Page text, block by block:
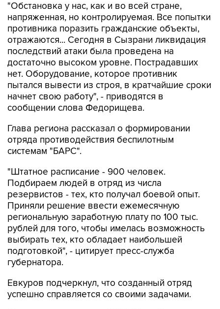
"Обстановка у нас, как и во всей стране,
напряженная, но контролируемая. Все попытки
противника поразить гражданские объекты,
отражаются... Сегодня в Сызрани ликвидация
последствий атаки была проведена на
достаточно высоком уровне. Пострадавших
нет. Оборудование, которое противник
пытался вывести из строя, в кратчайшие сроки
начнет свою работу", - приводятся в
сообщении слова Федорищева.
Глава региона рассказал о формировании
отряда противодействия беспилотным
системам "БАРС".
"Штатное расписание - 900 человек.
Подбираем людей в отряд из числа
резервистов - тех, кто получал боевой опыт.
Приняли решение ввести ежемесячную
региональную заработную плату по 100 тыс.
рублей для того, чтобы имелась возможность
выбирать тех, кто обладает наибольшей
подготовкой", - цитирует пресс-служба
губернатора.
Евкуров подчеркнул, что созданный отряд
успешно справляется со своими задачами.